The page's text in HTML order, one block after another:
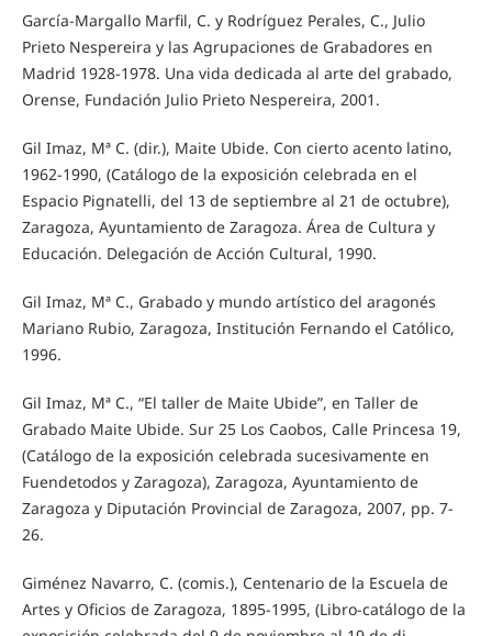
García-Margallo Marfil, C. y Rodríguez Perales, C., Julio
Prieto Nespereira y las Agrupaciones de Grabadores en
Madrid 1928-1978. Una vida dedicada al arte del grabado,
Orense, Fundación Julio Prieto Nespereira, 2001.
Gil Imaz, Mª C. (dir.), Maite Ubide. Con cierto acento latino,
1962-1990, (Catálogo de la exposición celebrada en el
Espacio Pignatelli, del 13 de septiembre al 21 de octubre),
Zaragoza, Ayuntamiento de Zaragoza. Área de Cultura y
Educación. Delegación de Acción Cultural, 1990.
Gil Imaz, Mª C., Grabado y mundo artístico del aragonés
Mariano Rubio, Zaragoza, Institución Fernando el Católico,
1996.
Gil Imaz, Mª C., “El taller de Maite Ubide”, en Taller de
Grabado Maite Ubide. Sur 25 Los Caobos, Calle Princesa 19,
(Catálogo de la exposición celebrada sucesivamente en
Fuendetodos y Zaragoza), Zaragoza, Ayuntamiento de
Zaragoza y Diputación Provincial de Zaragoza, 2007, pp. 7-
26.
Giménez Navarro, C. (comis.), Centenario de la Escuela de
Artes y Oficios de Zaragoza, 1895-1995, (Libro-catálogo de la